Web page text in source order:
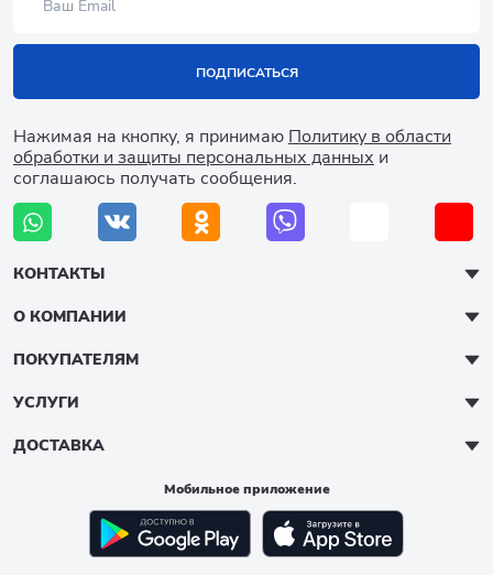
ПОДПИСАТЬСЯ
Нажимая на кнопку, я принимаюПолитику в области
обработки и защиты персональных данных и
соглашаюсь получать сообщения.
КОНТАКТЫ
О КОМПАНИИ
ПОКУПАТЕЛЯМ
УСЛУГИ
ДОСТАВКА
Мобильное приложение